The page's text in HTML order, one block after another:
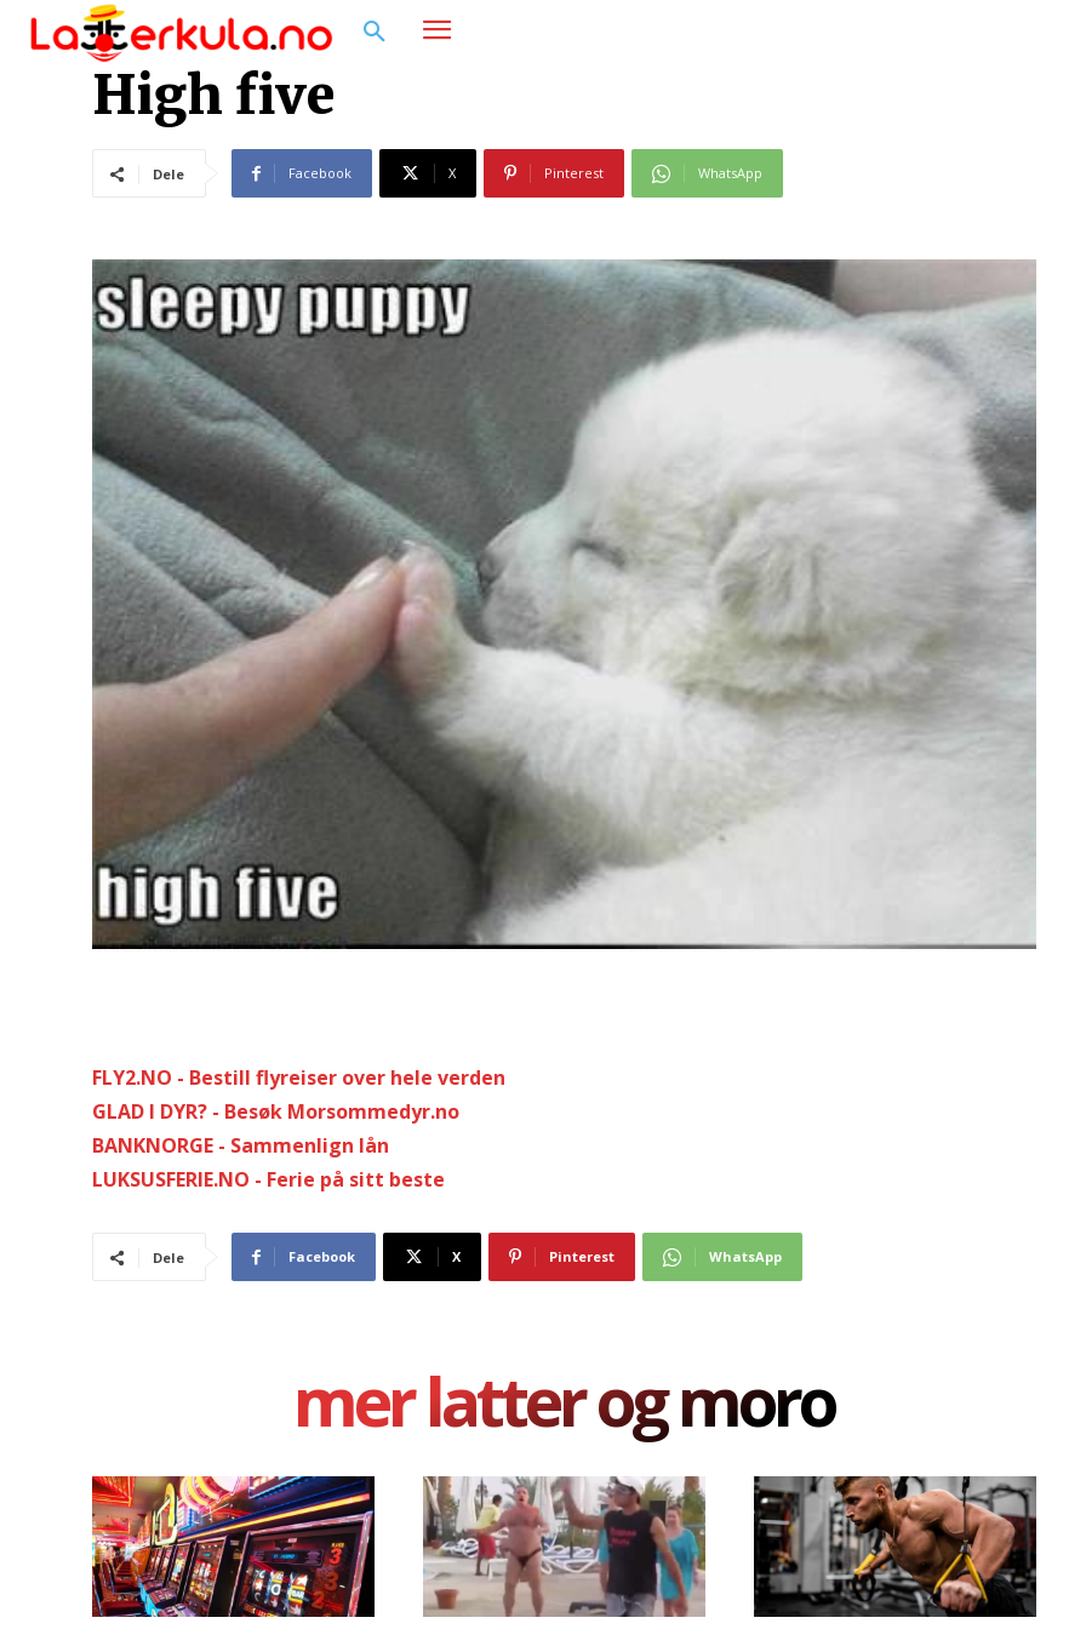
High five
Dele Facebook X Pinterest WhatsApp
FLY2.NO - Bestill flyreiser over hele verden
GLAD I DYR? - Besøk Morsommedyr.no
BANKNORGE - Sammenlign lån
LUKSUSFERIE.NO - Ferie på sitt beste
Dele Facebook X Pinterest WhatsApp
mer latter og moro